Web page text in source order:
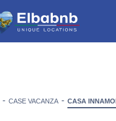
CASE VACANZA CASA